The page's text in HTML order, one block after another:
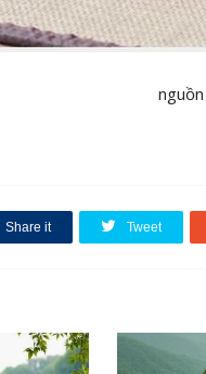
Share it Tweet